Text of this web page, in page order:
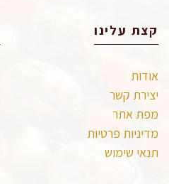
קצת עלינו
אודות
יצירת קשר
מפת אתר
מדיניות פרטיות
תנאי שימוש